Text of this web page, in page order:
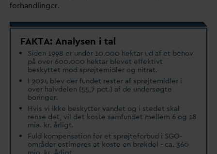
forhandlinger.
FAKTA: Analysen i tal
Siden 1998 er under 10.000 hektar ud af et behov
på over 600.000 hektar blevet effektivt
beskyttet mod sprøjtemidler og nitrat.
I 2024 blev der fundet rester af sprøjtemidler i
over halvdelen (55,7 pct.) af de undersøgte
boringer.
Hvis vi ikke beskytter vandet og i stedet skal
rense det, vil det koste samfundet mellem 6 og 18
mia. kr. årligt.
Fuld kompensation for et sprøjteforbud i SGO-
områder estimeres at koste en brøkdel - ca. 360